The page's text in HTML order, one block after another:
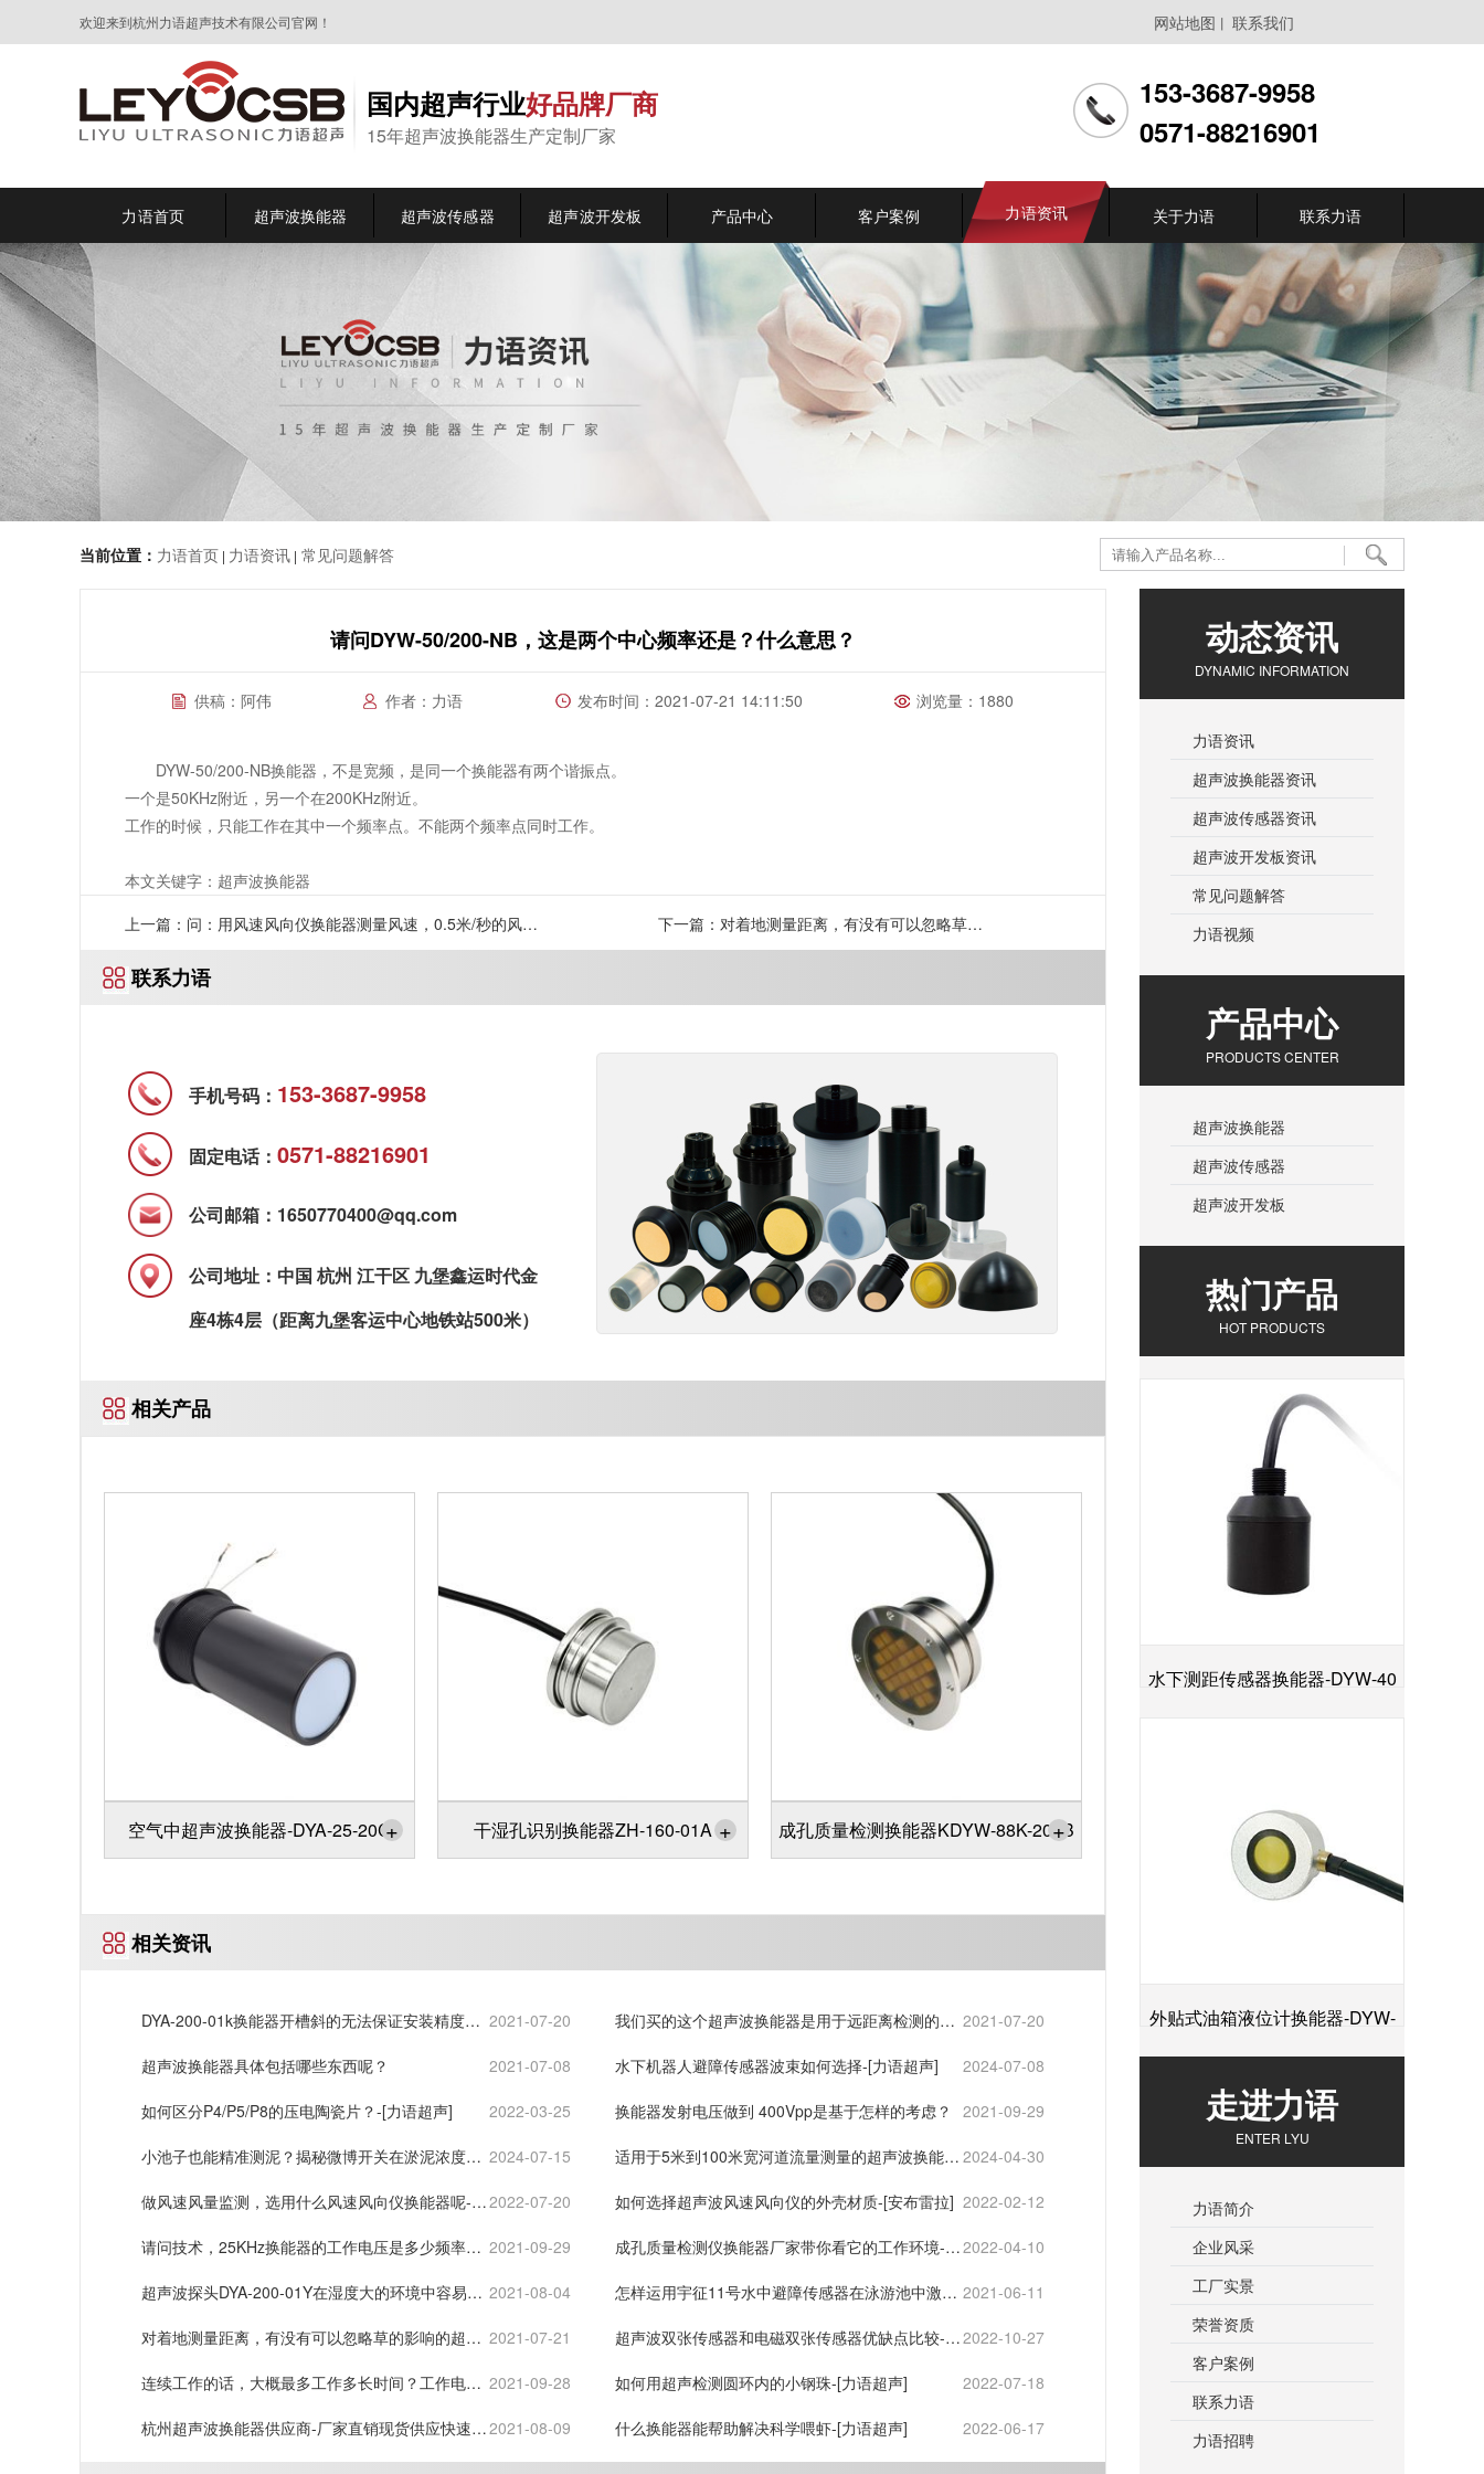
网站地图 丨 联系我们
欢迎来到杭州力语超声技术有限公司官网！
国内超声行业好品牌厂商
15年超声波换能器生产定制厂家
153-3687-9958
0571-88216901
力语首页 超声波换能器 超声波传感器 超声波开发板 产品中心 客户案例 力语资讯 关于力语 联系力语
当前位置： 力语首页 | 力语资讯 | 常见问题解答
请问DYW-50/200-NB，这是两个中心频率还是？什么意思？
供稿：阿伟 作者：力语 发布时间：2021-07-21 14:11:50 浏览量：1880
DYW-50/200-NB换能器，不是宽频，是同一个换能器有两个谐振点。
一个是50KHz附近，另一个在200KHz附近。
工作的时候，只能工作在其中一个频率点。不能两个频率点同时工作。
本文关键字：超声波换能器
上一篇：问：用风速风向仪换能器测量风速，0.5米/秒的风
速，需要多大的发射电压？
下一篇：对着地测量距离，有没有可以忽略草的
联系力语
手机号码： 153-3687-9958
固定电话：0571-88216901
公司邮箱：1650770400@qq.com
公司地址：中国 杭州 江干区 九堡鑫运时代金
座4栋4层（距离九堡客运中心地铁站500米）
相关产品
空气中超声波换能器-DYA-25-20C+ 干湿孔识别换能器ZH-160-01A + 成孔质量检测换能器KDYW-88K-200B
+
相关资讯
DYA-200-01k换能器开槽斜的无法保证安装精度， 2021-07-20
我们买的这个超声波换能器是用于远距离检测的，
很近，大概半
2021-07-20
超声波换能器具体包括哪些东西呢？ 2021-07-08 水下机器人避障传感器波束如何选择-[力语超声] 2024-07-08
如何区分P4/P5/P8的压电陶瓷片？-[力语超声] 2022-03-25 换能器发射电压做到 400Vpp是基于怎样的考虑？ 2021-09-29
小池子也能精准测泥？揭秘微博开关在淤泥浓度测 2024-07-15
适用于5米到100米宽河道流量测量的超声波换能器 2024-04-30
做风速风量监测，选用什么风速风向仪换能器呢-
2022-07-20 如何选择超声波风速风向仪的外壳材质-[安布雷拉] 2022-02-12
请问技术，25KHz换能器的工作电压是多少频率调 2021-09-29
成孔质量检测仪换能器厂家带你看它的工作环境-
2022-04-10
超声波探头DYA-200-01Y在湿度大的环境中容易坏 2021-08-04
怎样运用宇征11号水中避障传感器在泳游池中激光 2021-06-11
对着地测量距离，有没有可以忽略草的影响的超声 2021-07-21
超声波双张传感器和电磁双张传感器优缺点比较-
2022-10-27
连续工作的话，大概最多工作多长时间？工作电压 2021-09-28 如何用超声检测圆环内的小钢珠-[力语超声] 2022-07-18
杭州超声波换能器供应商-厂家直销现货供应快速发2021-08-09 什么换能器能帮助解决科学喂虾-[力语超声] 2022-06-17
动态资讯
DYNAMIC INFORMATION
力语资讯
超声波换能器资讯
超声波传感器资讯
超声波开发板资讯
常见问题解答
力语视频
产品中心
PRODUCTS CENTER
超声波换能器
超声波传感器
超声波开发板
热门产品
HOT PRODUCTS
水下测距传感器换能器-DYW-40
外贴式油箱液位计换能器-DYW-
2M-01F
走进力语
ENTER LYU
力语简介
企业风采
工厂实景
荣誉资质
客户案例
联系力语
力语招聘